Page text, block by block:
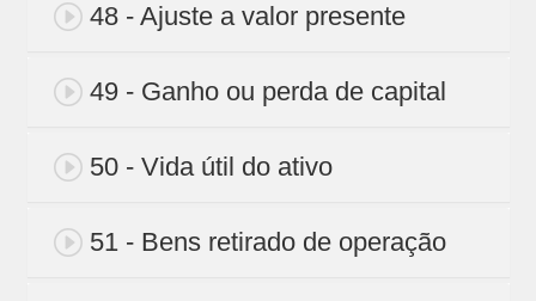
48 - Ajuste a valor presente
49 - Ganho ou perda de capital
50 - Vida útil do ativo
51 - Bens retirado de operação